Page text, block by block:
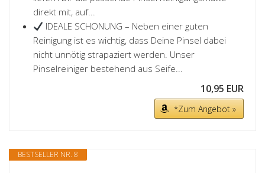
direkt mit, auf...
IDEALE SCHONUNG – Neben einer guten
Reinigung ist es wichtig, dass Deine Pinsel dabei
nicht unnötig strapaziert werden. Unser
Pinselreiniger bestehend aus Seife...
10,95 EUR
*Zum Angebot »
BESTSELLER NR. 8